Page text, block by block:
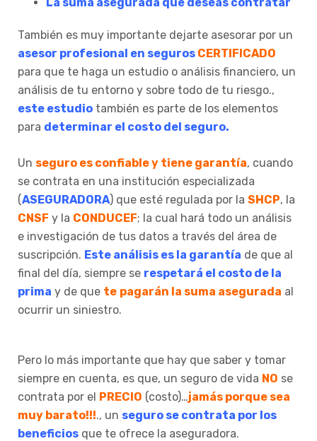
También es muy importante dejarte asesorar por un
asesor profesional en seguros CERTIFICADO
para que te haga un estudio o análisis financiero, un
análisis de tu entorno y sobre todo de tu riesgo.,
este estudio también es parte de los elementos
para determinar el costo del seguro.
Un seguro es confiable y tiene garantía, cuando
se contrata en una institución especializada
(ASEGURADORA) que esté regulada por la SHCP, la
CNSF y la CONDUCEF; la cual hará todo un análisis
e investigación de tus datos a través del área de
suscripción. Este análisis es la garantía de que al
final del día, siempre se respetará el costo de la
prima y de que te pagarán la suma asegurada al
ocurrir un siniestro.
Pero lo más importante que hay que saber y tomar
siempre en cuenta, es que, un seguro de vida NO se
contrata por el PRECIO (costo)…jamás porque sea
muy barato!!!., un seguro se contrata por los
beneficios que te ofrece la aseguradora.